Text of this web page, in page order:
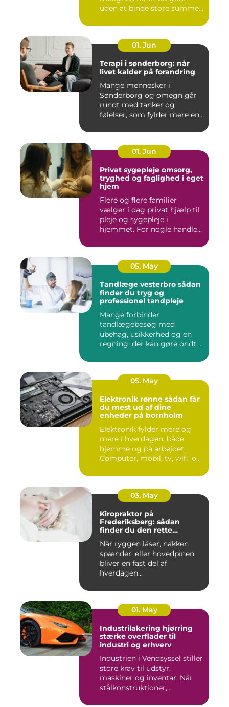
uden at binde store summer
01. Jun
Terapi i sønderborg: når
livet kalder på forandring
Mange mennesker i
Sønderborg og omegn går
rundt med tanker og
følelser, som fylder mere end
01. Jun
Privat sygepleje omsorg,
tryghed og faglighed i eget
hjem
Flere og flere familier
vælger i dag privat hjælp til
pleje og sygepleje i
hjemmet. For nogle handle...
05. May
Tandlæge vesterbro sådan
finder du tryg og
professionel tandpleje
Mange forbinder
tandlægebesøg med
ubehag, usikkerhed og en
regning, der kan gøre ondt i
05. May
Elektronik rønne sådan får
du mest ud af dine
enheder på bornholm
Elektronik fylder mere og
mere i hverdagen, både
hjemme og på arbejdet.
Computer, mobil, tv, wifi, o...
03. May
Kiropraktor på
Frederiksberg: sådan
finder du den rette
Når ryggen låser, nakken
spænder, eller hovedpinen
bliver en fast del af
hverdagen...
01. May
Industrilakering hjørring
stærke overflader til
industri og erhverv
Industrien i Vendsyssel stiller
store krav til udstyr,
maskiner og inventar. Når
stålkonstruktioner,...